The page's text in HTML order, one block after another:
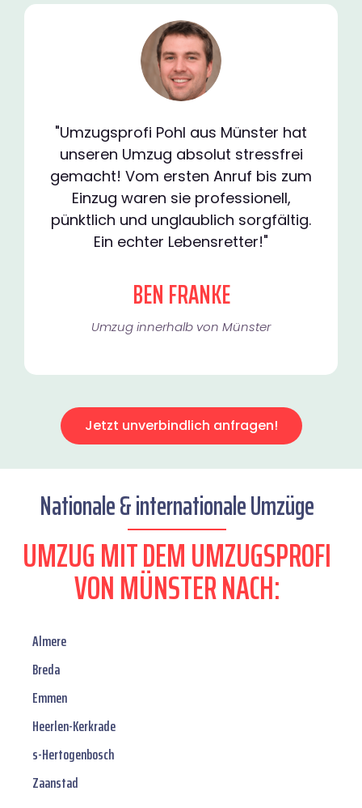
"Umzugsprofi Pohl aus Münster hat
unseren Umzug absolut stressfrei
gemacht! Vom ersten Anruf bis zum
Einzug waren sie professionell,
pünktlich und unglaublich sorgfältig.
Ein echter Lebensretter!"
BEN FRANKE
Umzug innerhalb von Münster​
Jetzt unverbindlich anfragen!
Nationale & internationale Umzüge
UMZUG MIT DEM UMZUGSPROFI
VON MÜNSTER NACH:
Almere
Breda
Emmen
Heerlen-Kerkrade
s-Hertogenbosch
Zaanstad